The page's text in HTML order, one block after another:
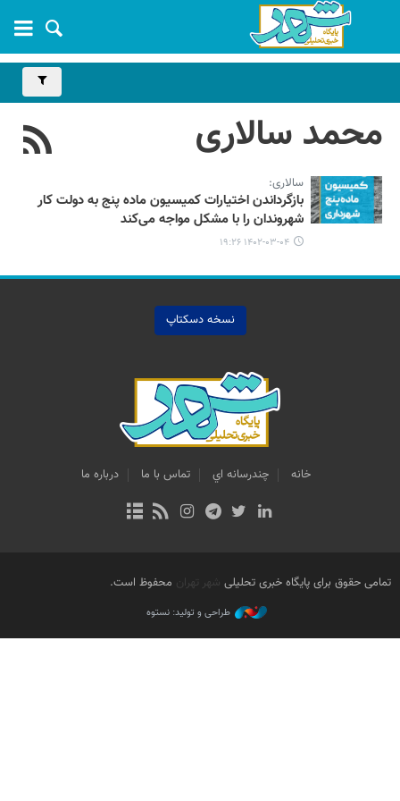
محمد سالاری
سالاری:
بازگرداندن اختیارات کمیسیون ماده پنج به دولت کار
شهروندان را با مشکل مواجه می‌کند
۱۴۰۲-۰۳-۰۴ ۱۹:۲۶
نسخه دسکتاپ
خانه چندرسانه اي تماس با ما درباره ما
تمامی حقوق برای پایگاه خبری تحلیلی شهر تهران محفوظ است.
طراحی و تولید: نستوه